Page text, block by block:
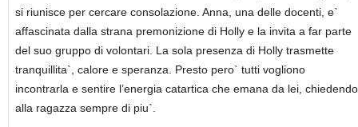
si riunisce per cercare consolazione. Anna, una delle docenti, e`
affascinata dalla strana premonizione di Holly e la invita a far parte
del suo gruppo di volontari. La sola presenza di Holly trasmette
tranquillita`, calore e speranza. Presto pero` tutti vogliono
incontrarla e sentire l’energia catartica che emana da lei, chiedendo
alla ragazza sempre di piu`.